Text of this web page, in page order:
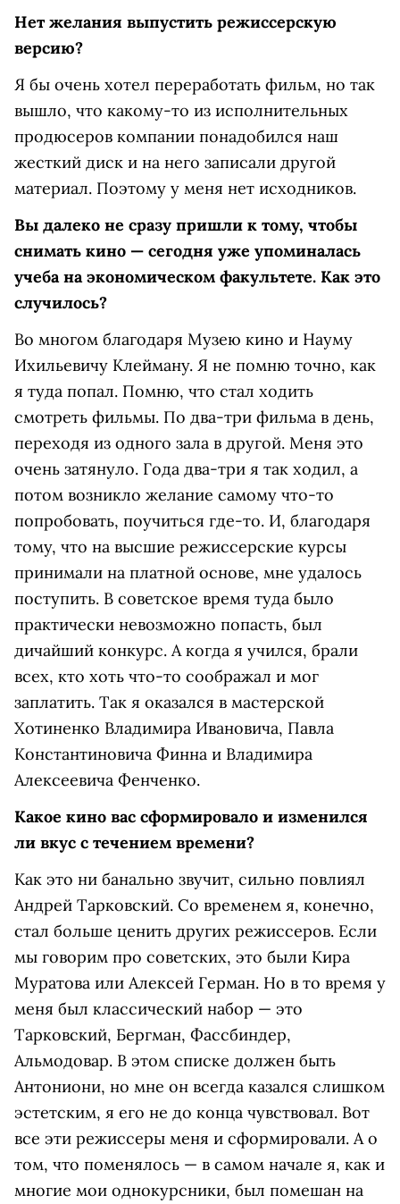
Нет желания выпустить режиссерскую
версию?
Я бы очень хотел переработать фильм, но так
вышло, что какому-то из исполнительных
продюсеров компании понадобился наш
жесткий диск и на него записали другой
материал. Поэтому у меня нет исходников.
Вы далеко не сразу пришли к тому, чтобы
снимать кино — сегодня уже упоминалась
учеба на экономическом факультете. Как это
случилось?
Во многом благодаря Музею кино и Науму
Ихильевичу Клейману. Я не помню точно, как
я туда попал. Помню, что стал ходить
смотреть фильмы. По два-три фильма в день,
переходя из одного зала в другой. Меня это
очень затянуло. Года два-три я так ходил, а
потом возникло желание самому что-то
попробовать, поучиться где-то. И, благодаря
тому, что на высшие режиссерские курсы
принимали на платной основе, мне удалось
поступить. В советское время туда было
практически невозможно попасть, был
дичайший конкурс. А когда я учился, брали
всех, кто хоть что-то соображал и мог
заплатить. Так я оказался в мастерской
Хотиненко Владимира Ивановича, Павла
Константиновича Финна и Владимира
Алексеевича Фенченко.
Какое кино вас сформировало и изменился
ли вкус с течением времени?
Как это ни банально звучит, сильно повлиял
Андрей Тарковский. Со временем я, конечно,
стал больше ценить других режиссеров. Если
мы говорим про советских, это были Кира
Муратова или Алексей Герман. Но в то время у
меня был классический набор — это
Тарковский, Бергман, Фассбиндер,
Альмодовар. В этом списке должен быть
Антониони, но мне он всегда казался слишком
эстетским, я его не до конца чувствовал. Вот
все эти режиссеры меня и сформировали. А о
том, что поменялось — в самом начале я, как и
многие мои однокурсники, был помешан на